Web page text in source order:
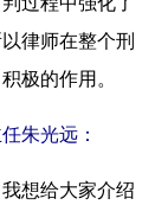
律师在整个刑
极的作用。
朱光远：
想给大家介绍